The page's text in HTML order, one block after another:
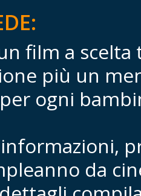
film a
più un
ogni
da